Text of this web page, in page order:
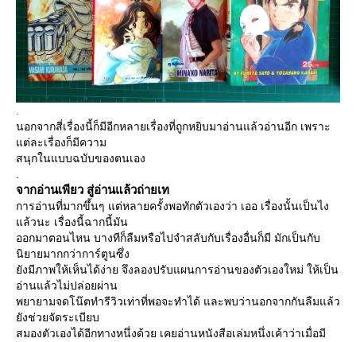
.
นอกจากสี่เรื่องนี้ก็มีอีกหลายเรื่องที่ถูกหยิบมาอ่านแล้วอ่านอีก เพราะ
ต่ละเรื่องก็มีความ
สนุกในแบบฉบับของตนเอง
.
จากอ่านเพียว สู่อ่านแล้วถ่ายเท
การอ่านที่มากขึ้นๆ แต่หลายครั้งพอทักตัวเองว่า เออ เรื่องนั้นเป็นไง
ล้วนะ เรื่องนี้ฉากนี้มัน
ออกมาตอนไหน บางทีก็ลืมหรือไปจำสลับกับเรื่องอื่นก็มี มักเป็นกับ
นิยายมากกว่าการ์ตูนซึ่ง
ังมีภาพให้เห็นได้ง่าย จึงลองปรับแผนการอ่านของตัวเองใหม่ ให้เป็น
อ่านแล้วไม่ปล่อยผ่าน
พยายามจดโน๊ตทำรีวิวเท่าที่พอจะทำได้ และพบว่านอกจากกันลืมแล้ว
ังช่วยจัดระเบียบ
สมองตัวเองได้อีกทางหนึ่งด้วย เคยอ่านหนังสือเล่มหนึ่งเค้าว่าเมื่อมี